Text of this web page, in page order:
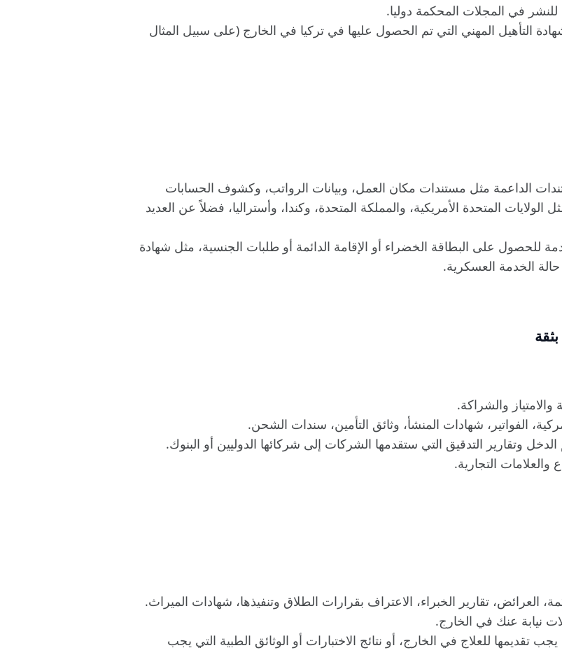
للنشر في المجلات المحكمة دوليا.
التأهيل المهني التي تم الحصول عليها في تركيا في الخارج (على سبيل المثال
الداعمة مثل مستندات مكان العمل، وبيانات الرواتب، وكشوف الحسابات
المتحدة الأمريكية، والمملكة المتحدة، وكندا، وأستراليا، فضلاً عن العديد
للحصول على البطاقة الخضراء أو الإقامة الدائمة أو طلبات الجنسية، مثل شهادة
حالة الخدمة العسكرية.
والامتياز والشراكة.
الفواتير، شهادات المنشأ، وثائق التأمين، سندات الشحن.
الدخل وتقارير التدقيق التي ستقدمها الشركات إلى شركائها الدوليين أو البنوك.
التجارية.
العرائض، تقارير الخبراء، الاعتراف بقرارات الطلاق وتنفيذها، شهادات الميراث.
نيابة عنك في الخارج.
تقديمها للعلاج في الخارج، أو نتائج الاختبارات أو الوثائق الطبية التي يجب